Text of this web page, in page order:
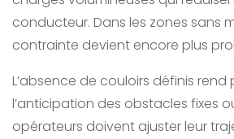
conducteur. Dans les zones sans
contrainte devient encore plus
L’absence de couloirs définis rend
l’anticipation des obstacles fixes
opérateurs doivent ajuster leur